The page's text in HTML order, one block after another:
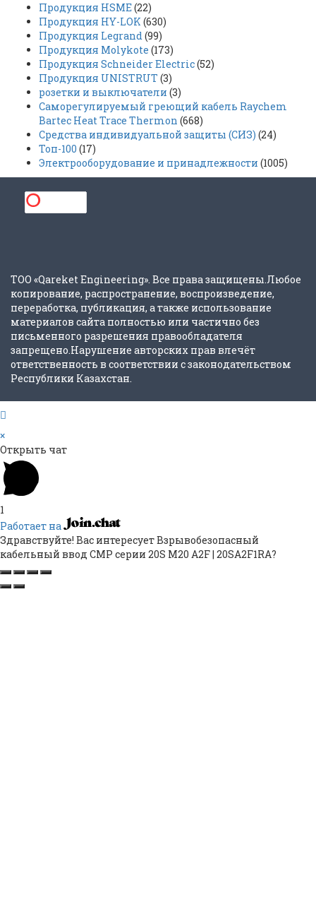
Продукция HSME(22)
Продукция HY-LOK (630)
Продукция Legrand(99)
Продукция Molykote (173)
Продукция Schneider Electric(52)
Продукция UNISTRUT (3)
розетки и выключатели (3)
Саморегулируемый греющий кабель Raychem
Bartec Heat Trace Thermon (668)
Средства индивидуальной защиты (СИЗ) (24)
Топ-100 (17)
Электрооборудование и принадлежности (1005)
ТОО «Qareket Engineering». Все права защищены.Любое
копирование, распространение, воспроизведение,
переработка, публикация, а также использование
материалов сайта полностью или частично без
письменного разрешения правообладателя
запрещено.Нарушение авторских прав влечёт
ответственность в соответствии с законодательством
Республики Казахстан.
×
Открыть чат
1
Работает на
Здравствуйте! Вас интересует Взрывобезопасный
кабельный ввод CMP серии 20S M20 A2F | 20SA2F1RA?